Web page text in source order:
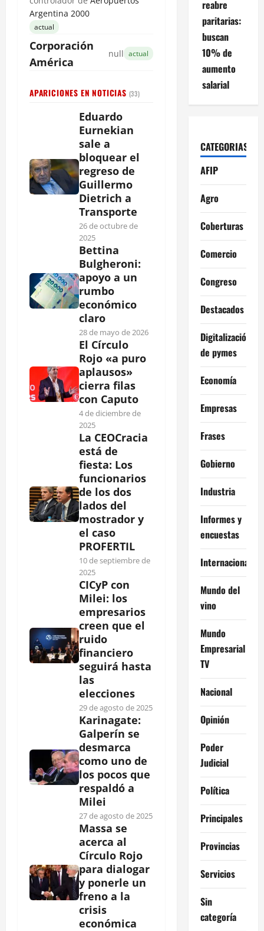
Argentina 2000
actual
Corporación
América
null actual
APARICIONES EN NOTICIAS (33)
Eduardo
Eurnekian
sale a
bloquear el
regreso de
Guillermo
Dietrich a
Transporte
26 de octubre de
2025
Bettina
Bulgheroni:
apoyo a un
rumbo
económico
claro
28 de mayo de 2026
El Círculo
Rojo «a puro
aplausos»
cierra filas
con Caputo
4 de diciembre de
2025
La CEOCracia
está de
fiesta: Los
funcionarios
de los dos
lados del
mostrador y
el caso
PROFERTIL
10 de septiembre de
2025
CICyP con
Milei: los
empresarios
creen que el
ruido
financiero
seguirá hasta
las
elecciones
29 de agosto de 2025
Karinagate:
Galperín se
desmarca
como uno de
los pocos que
respaldó a
Milei
27 de agosto de 2025
Massa se
acerca al
Círculo Rojo
para dialogar
y ponerle un
freno a la
crisis
económica
reabre
paritarias:
buscan
10% de
aumento
salarial
CATEGORIAS
AFIP
Agro
Coberturas
Comercio
Congreso
Destacados
Digitalización
de pymes
Economía
Empresas
Frases
Gobierno
Industria
Informes y
encuestas
Internacional
Mundo del
vino
Mundo
Empresarial
TV
Nacional
Opinión
Poder
Judicial
Política
Principales
Provincias
Servicios
Sin
categoría